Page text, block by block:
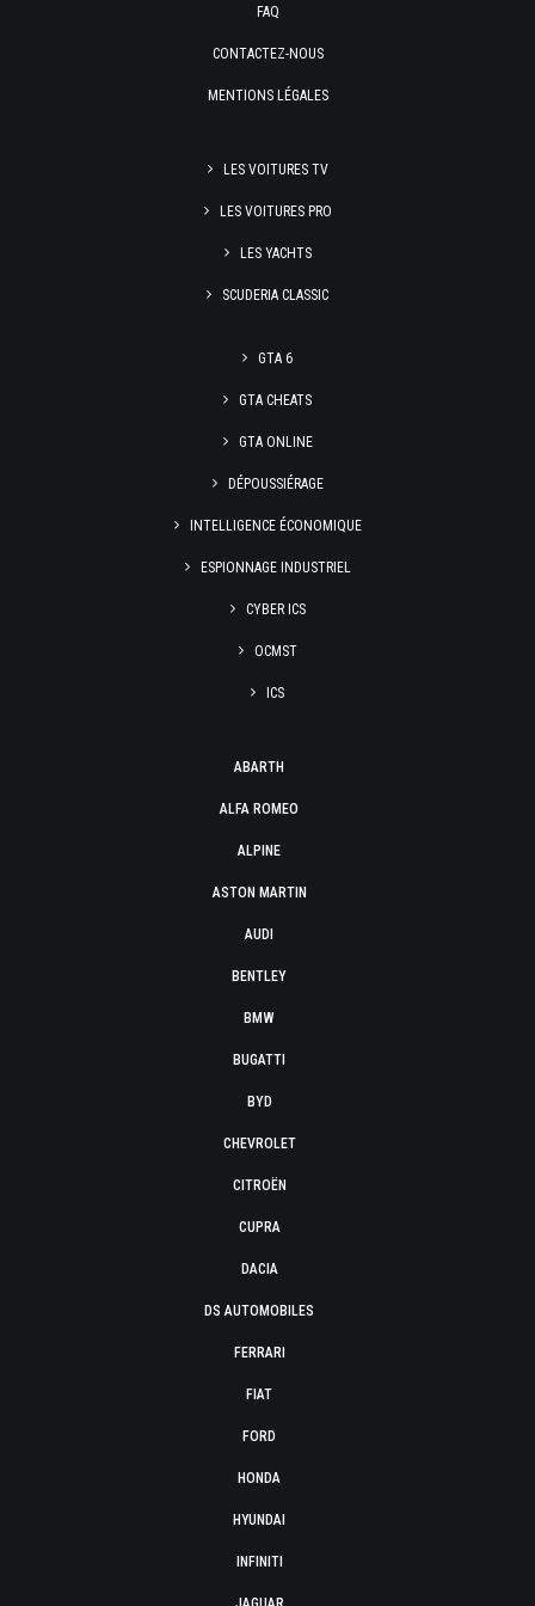
FAQ
CONTACTEZ-NOUS
MENTIONS LÉGALES
LES VOITURES TV
LES VOITURES PRO
LES YACHTS
SCUDERIA CLASSIC
GTA 6
GTA CHEATS
GTA ONLINE
DÉPOUSSIÉRAGE
INTELLIGENCE ÉCONOMIQUE
ESPIONNAGE INDUSTRIEL
CYBER ICS
OCMST
ICS
ABARTH
ALFA ROMEO
ALPINE
ASTON MARTIN
AUDI
BENTLEY
BMW
BUGATTI
BYD
CHEVROLET
CITROËN
CUPRA
DACIA
DS AUTOMOBILES
FERRARI
FIAT
FORD
HONDA
HYUNDAI
INFINITI